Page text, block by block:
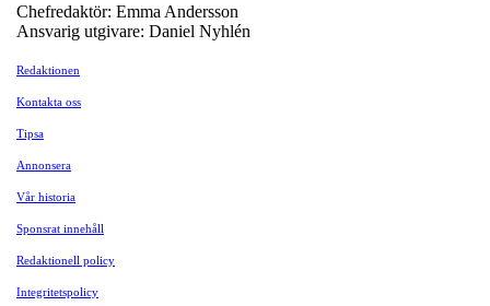
Chefredaktör: Emma Andersson
Ansvarig utgivare: Daniel Nyhlén
Redaktionen
Kontakta oss
Tipsa
Annonsera
Vår historia
Sponsrat innehåll
Redaktionell policy
Integritetspolicy